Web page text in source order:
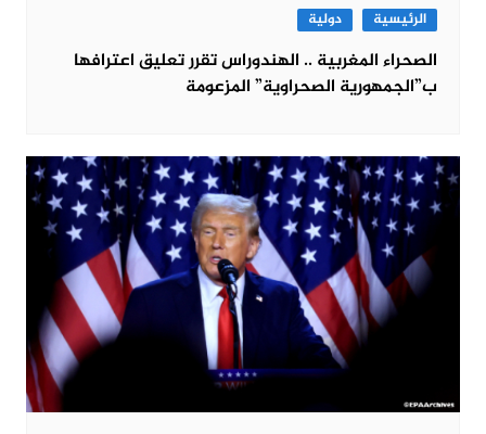
الرئيسية دولية
الصحراء المغربية .. الهندوراس تقرر تعليق اعترافها
ب”الجمهورية الصحراوية” المزعومة